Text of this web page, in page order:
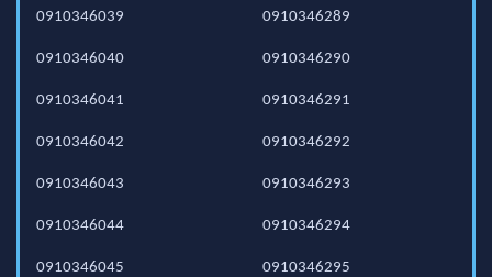
0910346039
0910346040
0910346041
0910346042
0910346043
0910346044
0910346045
0910346289
0910346290
0910346291
0910346292
0910346293
0910346294
0910346295